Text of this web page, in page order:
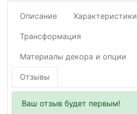
Описание Характеристики
Трансформация
Материалы декора и опции
Отзывы
Ваш отзыв будет первым!